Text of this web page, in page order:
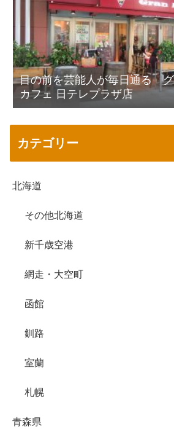
目の前を芸能人が毎日通る
カフェ 日テレプラザ店
カテゴリー
北海道
その他北海道
新千歳空港
網走・大空町
函館
釧路
室蘭
札幌
青森県